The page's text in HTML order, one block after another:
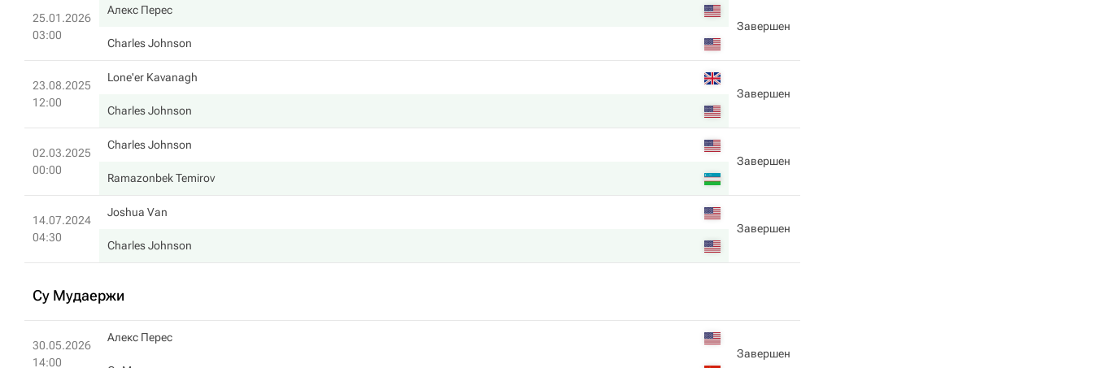
25.01.2026
03:00
Алекс Перес
Завершен
Charles Johnson
23.08.2025
12:00
Lone'er Kavanagh
Завершен
Charles Johnson
02.03.2025
00:00
Charles Johnson
Завершен
Ramazonbek Temirov
14.07.2024
04:30
Joshua Van
Завершен
Charles Johnson
Су Мудаержи
30.05.2026
14:00
Алекс Перес
Завершен